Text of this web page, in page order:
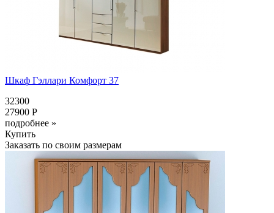
Шкаф Гэллари Комфорт 37
32300
27900 Р
подробнее »
Купить
Заказать по своим размерам